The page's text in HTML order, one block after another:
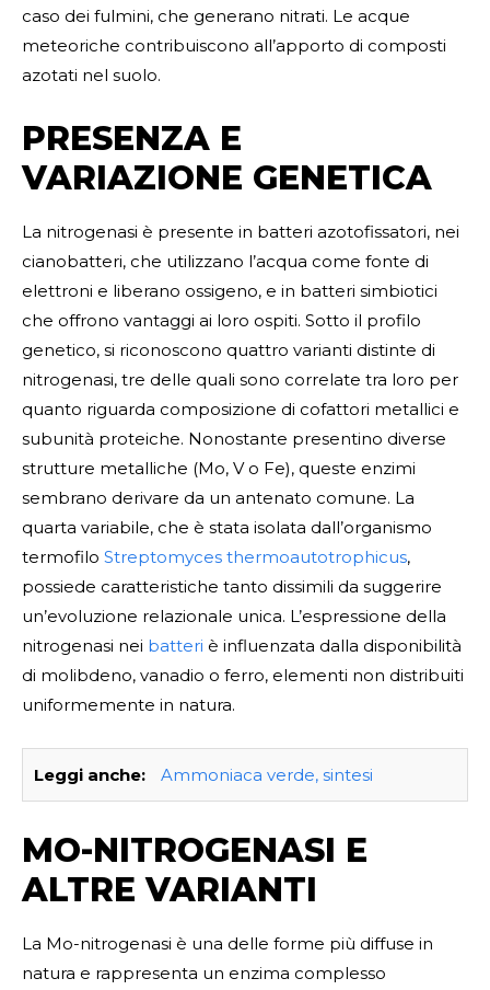
caso dei fulmini, che generano nitrati. Le acque
meteoriche contribuiscono all’apporto di composti
azotati nel suolo.
PRESENZA E
VARIAZIONE GENETICA
La nitrogenasi è presente in batteri azotofissatori, nei
cianobatteri, che utilizzano l’acqua come fonte di
elettroni e liberano ossigeno, e in batteri simbiotici
che offrono vantaggi ai loro ospiti. Sotto il profilo
genetico, si riconoscono quattro varianti distinte di
nitrogenasi, tre delle quali sono correlate tra loro per
quanto riguarda composizione di cofattori metallici e
subunità proteiche. Nonostante presentino diverse
strutture metalliche (Mo, V o Fe), queste enzimi
sembrano derivare da un antenato comune. La
quarta variabile, che è stata isolata dall’organismo
termofilo Streptomyces thermoautotrophicus,
possiede caratteristiche tanto dissimili da suggerire
un’evoluzione relazionale unica. L’espressione della
nitrogenasi nei batteri è influenzata dalla disponibilità
di molibdeno, vanadio o ferro, elementi non distribuiti
uniformemente in natura.
Leggi anche: Ammoniaca verde, sintesi
MO-NITROGENASI E
ALTRE VARIANTI
La Mo-nitrogenasi è una delle forme più diffuse in
natura e rappresenta un enzima complesso